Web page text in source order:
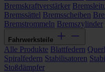
Bremskraftverstärker
Bremssättel Bremsscheiben
Bremstrommeln Bremszylinder
Fahrwerksteile
Alle Produkte Blattfedern
Spiralfedern Stabilisatoren
Stoßdämpfer